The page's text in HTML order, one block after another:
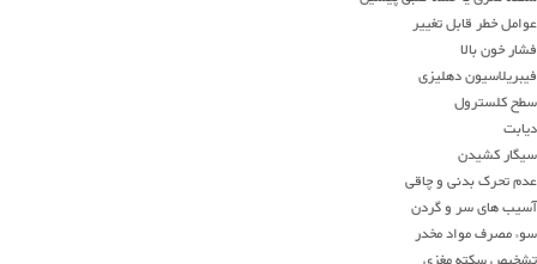
عوامل خطر قابل تغییر
فشار خون بالا
فیبریلاسیون دهلیزی
سطح کلسترول
دیابت
سیگار کشیدن
عدم تحرک بدنی و چاقی
آسیب های سر و گردن
سوء مصرف مواد مخدر